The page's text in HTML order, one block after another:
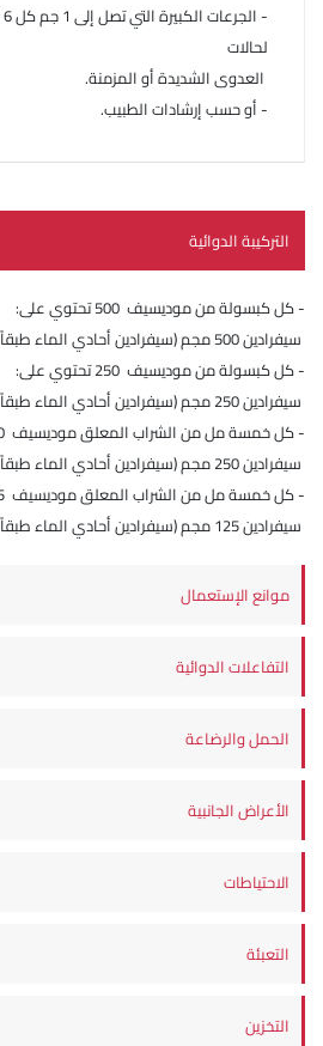
لحالات
العدوى الشديدة أو المزمنة.
- أو حسب إرشادات الطبيب.
التركيبة الدوائية
- كل كبسولة من موديسيف 500 تحتوي على:
سيفرادين 500 مجم (سيفرادين أحادي الماء طبقاً لدستور الأدوية الأمريكي)
- كل كبسولة من موديسيف 250 تحتوي على:
سيفرادين 250 مجم (سيفرادين أحادي الماء طبقاً لدستور الأدوية الأمريكي)
- كل خمسة مل من الشراب المعلق موديسيف 250 تحتوي على :
سيفرادين 250 مجم (سيفرادين أحادي الماء طبقاً لدستور الأدوية الأمريكي)
- كل خمسة مل من الشراب المعلق موديسيف 125 تحتوي على :
سيفرادين 125 مجم (سيفرادين أحادي الماء طبقاً لدستور الأدوية الأمريكي)
موانع الإستعمال
التفاعلات الدوائية
الحمل والرضاعة
الأعراض الجانبية
الاحتياطات
التعبئة
التخزين